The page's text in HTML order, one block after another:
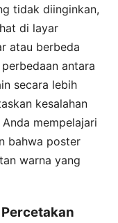
tidak diinginkan,
di layar
atau berbeda
antara
secara lebih
kesalahan
mempelajari
bahwa poster
warna yang